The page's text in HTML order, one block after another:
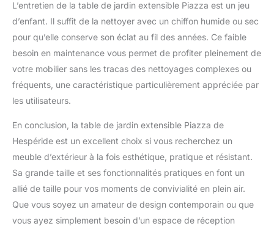
L’entretien de la table de jardin extensible Piazza est un jeu
d’enfant. Il suffit de la nettoyer avec un chiffon humide ou sec
pour qu’elle conserve son éclat au fil des années. Ce faible
besoin en maintenance vous permet de profiter pleinement de
votre mobilier sans les tracas des nettoyages complexes ou
fréquents, une caractéristique particulièrement appréciée par
les utilisateurs.
En conclusion, la table de jardin extensible Piazza de
Hespéride est un excellent choix si vous recherchez un
meuble d’extérieur à la fois esthétique, pratique et résistant.
Sa grande taille et ses fonctionnalités pratiques en font un
allié de taille pour vos moments de convivialité en plein air.
Que vous soyez un amateur de design contemporain ou que
vous ayez simplement besoin d’un espace de réception